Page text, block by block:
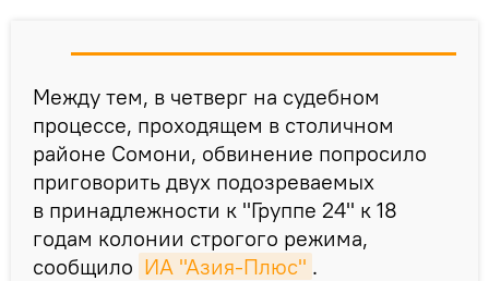
Между тем, в четверг на судебном
процессе, проходящем в столичном
районе Сомони, обвинение попросило
приговорить двух подозреваемых
в принадлежности к "Группе 24" к 18
годам колонии строгого режима,
сообщило ИА "Азия-Плюс" .